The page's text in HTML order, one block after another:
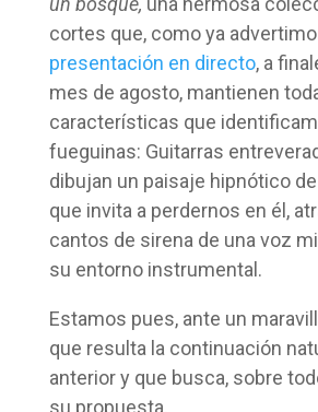
cortes que, como ya
presentación en directo, a
mes de agosto, mantienen
características que
fueguinas: Guitarras
dibujan un paisaje hipnótico
que invita a perdernos en él,
cantos de sirena de una voz
su entorno instrumental.
Estamos pues, ante un
que resulta la continuación
anterior y que busca, sobre
su propuesta.